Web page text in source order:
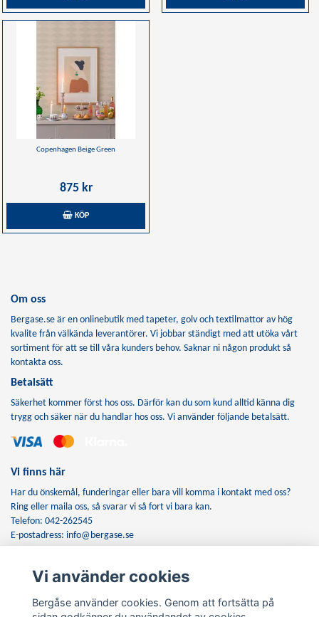
Copenhagen Beige Green
875 kr
KÖP
Om oss
Bergase.se är en onlinebutik med tapeter, golv och textilmattor av hög
kvalite från välkända leverantörer. Vi jobbar ständigt med att utöka vårt
sortiment för att se till våra kunders behov. Saknar ni någon produkt så
kontakta oss.
Betalsätt
Säkerhet kommer först hos oss. Därför kan du som kund alltid känna dig
trygg och säker när du handlar hos oss. Vi använder följande betalsätt.
Vi finns här
Har du önskemål, funderingar eller bara vill komma i kontakt med oss?
Ring eller maila oss, så svarar vi så fort vi bara kan.
Telefon: 042-262545
E-postadress: info@bergase.se
Anmäl dig till vårt nyhetsbrev
Prenumerera
Vi använder cookies
Bergåse använder cookies. Genom att fortsätta på